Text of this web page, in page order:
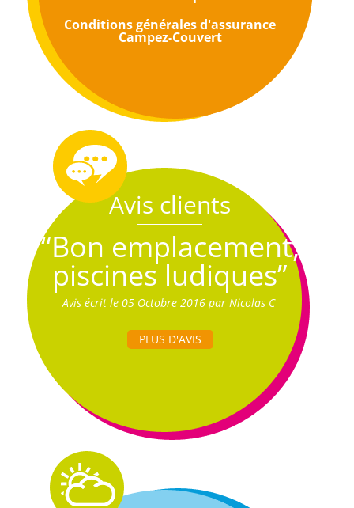
Conditions générales d'assurance
Campez-Couvert
Avis clients
“Bon emplacement,
piscines ludiques”
Avis écrit le 05 Octobre 2016 par Nicolas C
PLUS D'AVIS